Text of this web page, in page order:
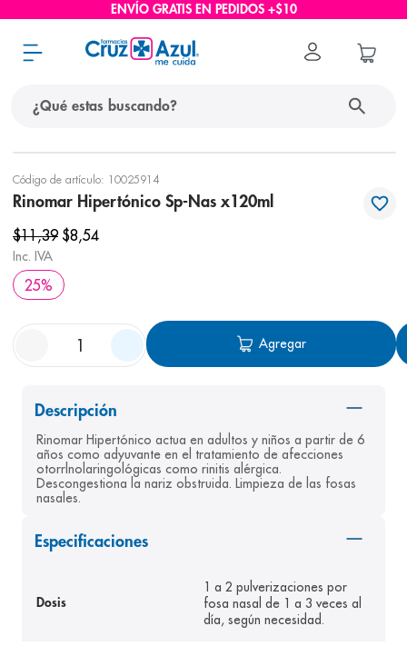
ENVÍO GRATIS EN PEDIDOS +$10
Código de artículo: 10025914
Rinomar Hipertónico Sp-Nas x120ml
$11,39 $8,54
Inc. IVA
25%
Agregar
Descripción
Rinomar Hipertónico actua en adultos y niños a partir de 6
años como adyuvante en el tratamiento de afecciones
otorrlnolaringológicas como rinitis alérgica.
Descongestiona la nariz obstruida. Limpieza de las fosas
nasales.
Especificaciones
Dosis
1 a 2 pulverizaciones por
fosa nasal de 1 a 3 veces al
día, según necesidad.
términos más buscados
1. protector solar
2. pañales
3.
4. cerave
6. bioderma
9. panolini
10. prueba embarazo